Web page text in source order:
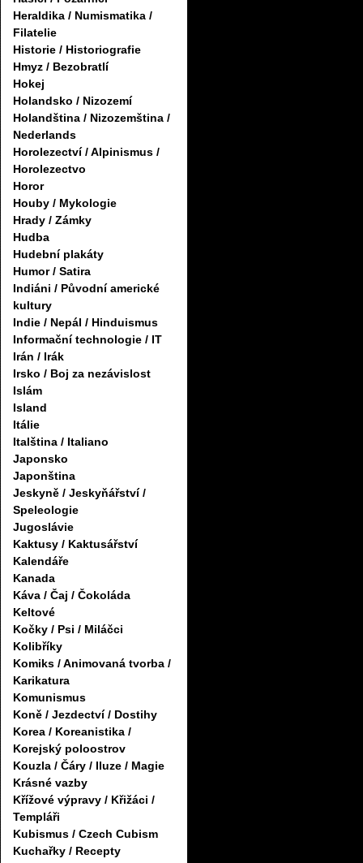
Heraldika / Numismatika /
Filatelie
Historie / Historiografie
Hmyz / Bezobratlí
Hokej
Holandsko / Nizozemí
Holandština / Nizozemština /
Nederlands
Horolezectví / Alpinismus /
Horolezectvo
Horor
Houby / Mykologie
Hrady / Zámky
Hudba
Hudební plakáty
Humor / Satira
Indiáni / Původní americké
kultury
Indie / Nepál / Hinduismus
Informační technologie / IT
Irán / Irák
Irsko / Boj za nezávislost
Islám
Island
Itálie
Italština / Italiano
Japonsko
Japonština
Jeskyně / Jeskyňářství /
Speleologie
Jugoslávie
Kaktusy / Kaktusářství
Kalendáře
Kanada
Káva / Čaj / Čokoláda
Keltové
Kočky / Psi / Miláčci
Kolibříky
Komiks / Animovaná tvorba /
Karikatura
Komunismus
Koně / Jezdectví / Dostihy
Korea / Koreanistika /
Korejský poloostrov
Kouzla / Čáry / Iluze / Magie
Krásné vazby
Křížové výpravy / Křižáci /
Templáři
Kubismus / Czech Cubism
Kuchařky / Recepty